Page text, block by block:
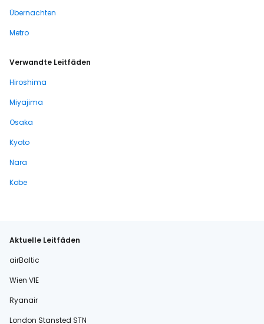
Übernachten
Metro
Verwandte Leitfäden
Hiroshima
Miyajima
Osaka
Kyoto
Nara
Kobe
Aktuelle Leitfäden
airBaltic
Wien VIE
Ryanair
London Stansted STN